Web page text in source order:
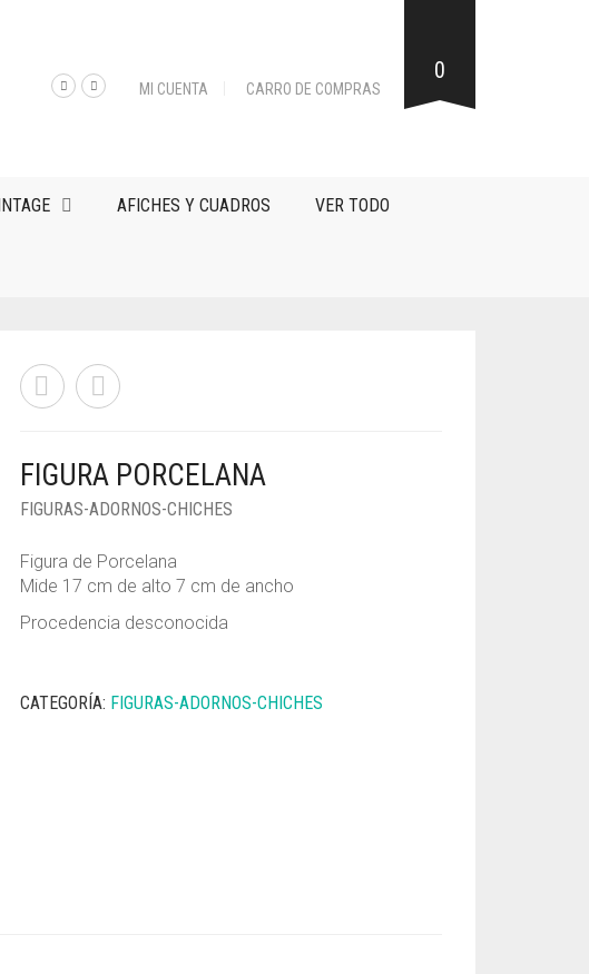
MI CUENTA CARRO DE COMPRAS
0
AFICHES Y CUADROS VER TODO
FIGURA PORCELANA
FIGURAS-ADORNOS-CHICHES
Figura de Porcelana
Mide 17 cm de alto 7 cm de ancho
Procedencia desconocida
CATEGORÍA: FIGURAS-ADORNOS-CHICHES